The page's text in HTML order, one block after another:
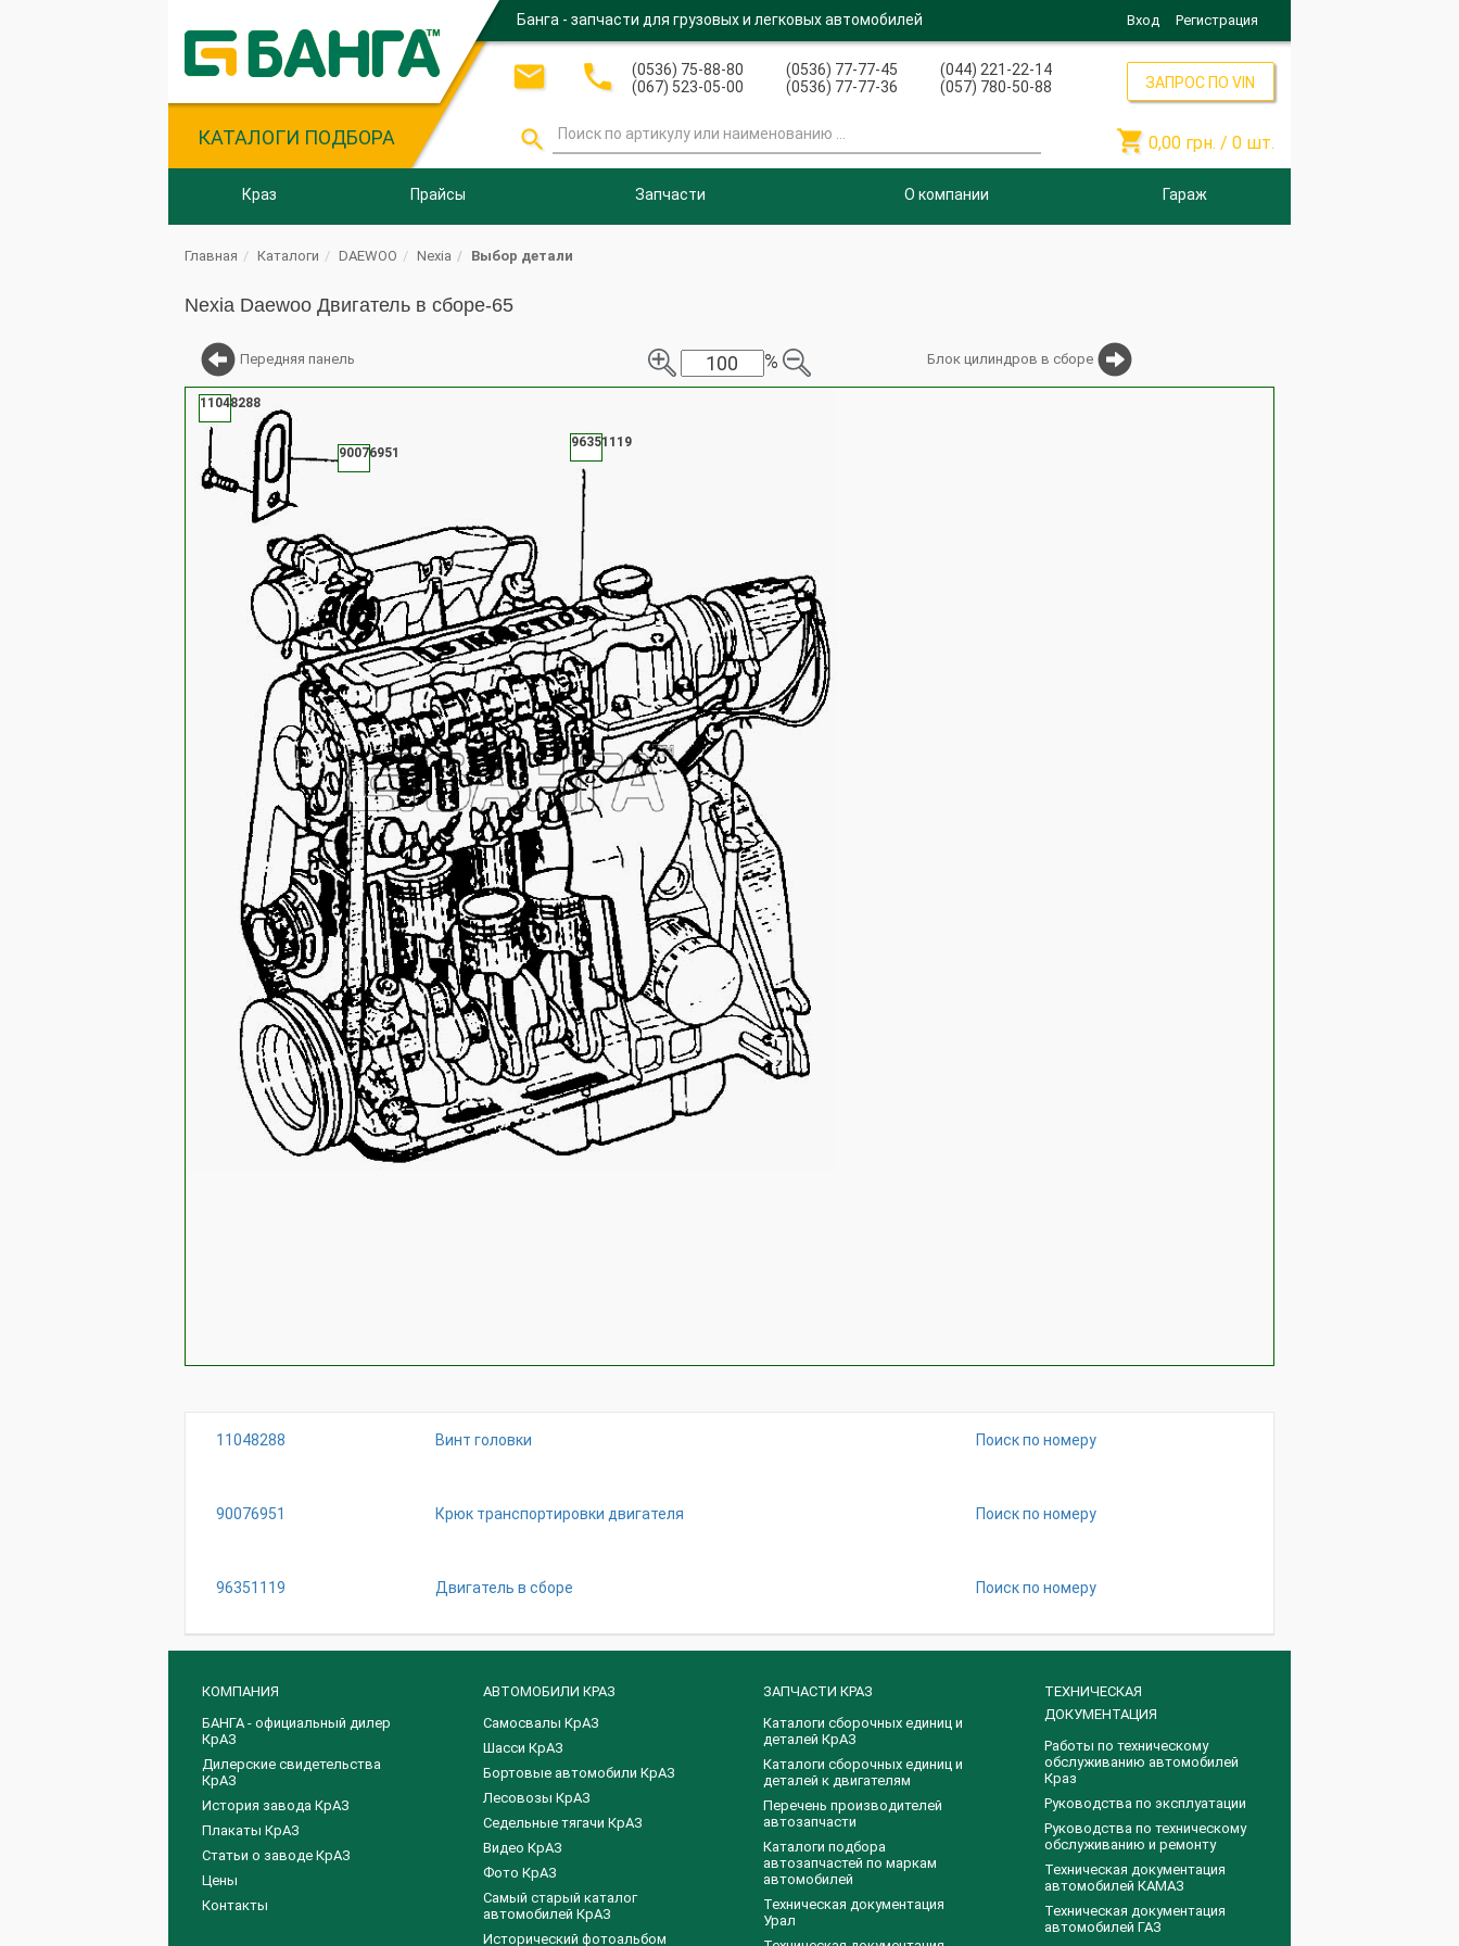
КАТАЛОГИ ПОДБОРА
Банга - запчасти для грузовых и легковых автомобилей Вход Регистрация
 
(0536) 75-88-80
(067) 523-05-00
(0536) 77-77-45
(0536) 77-77-36
(044) 221-22-14
(057) 780-50-88

ЗАПРОС ПО VIN
 0,00 грн. / 0 шт.
Краз Прайсы Запчасти О компании Гараж
Главная Каталоги DAEWOO Nexia Выбор детали
Nexia Daewoo Двигатель в сборе-65
Передняя панель % Блок цилиндров в сборе
96351119
90076951
11048288
11048288 Винт головки Поиск по номеру
90076951 Крюк транспортировки двигателя Поиск по номеру
96351119 Двигатель в сборе Поиск по номеру
КОМПАНИЯ
БАНГА - официальный дилер
КрАЗ
Дилерские свидетельства
КрАЗ
История завода КрАЗ
Плакаты КрАЗ
Статьи о заводе КрАЗ
Цены
Контакты
АВТОМОБИЛИ КРАЗ
Самосвалы КрАЗ
Шасси КрАЗ
Бортовые автомобили КрАЗ
Лесовозы КрАЗ
Седельные тягачи КрАЗ
Видео КрАЗ
Фото КрАЗ
Самый старый каталог
автомобилей КрАЗ
Исторический фотоальбом
ЗАПЧАСТИ КРАЗ
Каталоги сборочных единиц и
деталей КрАЗ
​Каталоги сборочных единиц и
деталей к двигателям
Перечень производителей
автозапчасти
Каталоги подбора
автозапчастей по маркам
автомобилей
Техническая документация
Урал
ТЕХНИЧЕСКАЯ
ДОКУМЕНТАЦИЯ
Работы по техническому
обслуживанию автомобилей
Краз
Руководства по эксплуатации
Руководства по техническому
обслуживанию и ремонту
Техническая документация
автомобилей КАМАЗ
Техническая документация
автомобилей ГАЗ